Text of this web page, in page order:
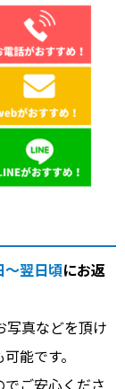
～翌日頃にお返
写真などを頂け
能です。
ご安心くださ